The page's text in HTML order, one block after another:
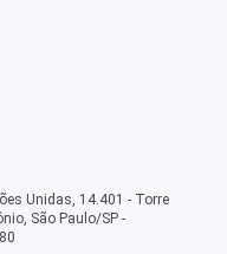
Unidas, 14.401 - Torre
São Paulo/SP -